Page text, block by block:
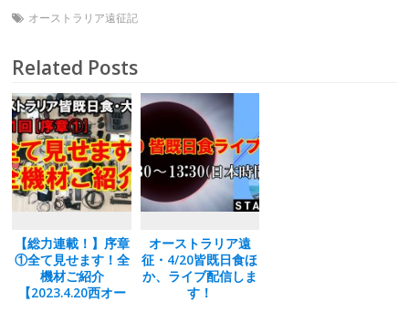
e
b
o
o
k
to
d
o
n
ai
l
オーストラリア遠征記
Related Posts
【総力連載！】序章
①全て見せます！全
機材ご紹介
【2023.4.20西オー
オーストラリア遠
征・4/20皆既日食ほ
か、ライブ配信しま
す！